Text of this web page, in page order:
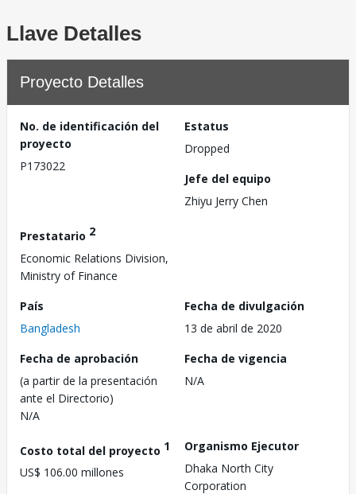
Llave Detalles
Proyecto Detalles
No. de identificación del
proyecto
P173022
Estatus
Dropped
Jefe del equipo
Zhiyu Jerry Chen
Prestatario 2
Economic Relations Division,
Ministry of Finance
País
Bangladesh
Fecha de divulgación
13 de abril de 2020
Fecha de aprobación
(a partir de la presentación
ante el Directorio)
N/A
Fecha de vigencia
N/A
Costo total del proyecto 1
US$ 106.00 millones
Organismo Ejecutor
Dhaka North City
Corporation